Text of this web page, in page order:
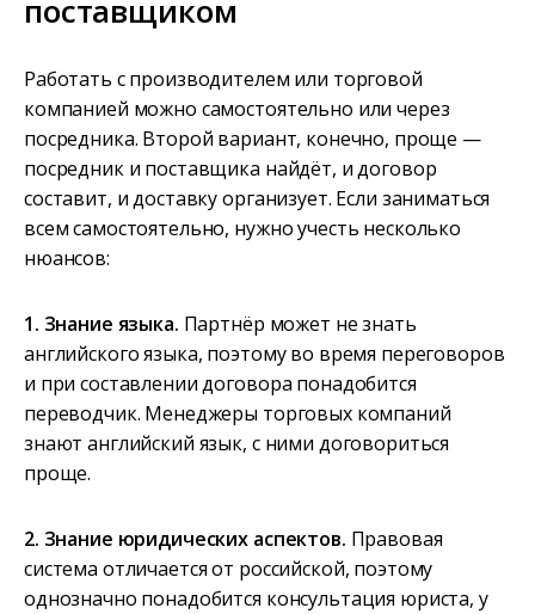
поставщиком
Работать с производителем или торговой
компанией можно самостоятельно или через
посредника. Второй вариант, конечно, проще —
посредник и поставщика найдёт, и договор
составит, и доставку организует. Если заниматься
всем самостоятельно, нужно учесть несколько
нюансов:
1. Знание языка. Партнёр может не знать
английского языка, поэтому во время переговоров
и при составлении договора понадобится
переводчик. Менеджеры торговых компаний
знают английский язык, с ними договориться
проще.
2. Знание юридических аспектов. Правовая
система отличается от российской, поэтому
однозначно понадобится консультация юриста, у